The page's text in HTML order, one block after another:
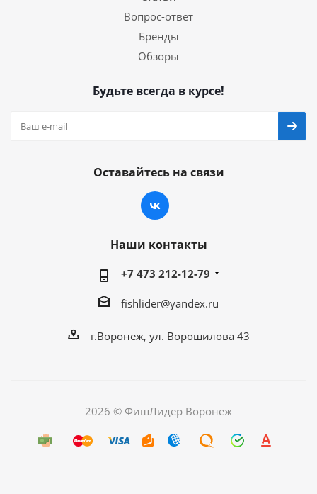
Вопрос-ответ
Бренды
Обзоры
Будьте всегда в курсе!
Оставайтесь на связи
Наши контакты
+7 473 212-12-79
fishlider@yandex.ru
г.Воронеж, ул. Ворошилова 43
2026 © ФишЛидер Воронеж